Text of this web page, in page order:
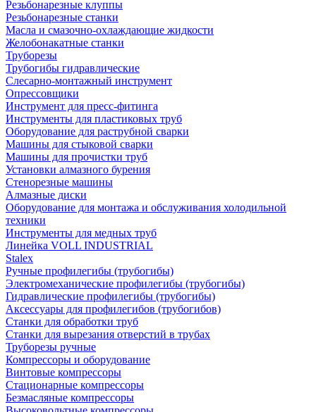
Резьбонарезные клуппы
Резьбонарезные станки
Масла и смазочно-охлаждающие жидкости
Желобонакатные станки
Труборезы
Трубогибы гидравлические
Слесарно-монтажный инструмент
Опрессовщики
Инструмент для пресс-фитинга
Инструменты для пластиковых труб
Оборудование для раструбной сварки
Машины для стыковой сварки
Машины для прочистки труб
Установки алмазного бурения
Стенорезные машины
Алмазные диски
Оборудование для монтажа и обслуживания холодильной
техники
Инструменты для медных труб
Линейка VOLL INDUSTRIAL
Stalex
Ручные профилегибы (трубогибы)
Электромеханические профилегибы (трубогибы)
Гидравлические профилегибы (трубогибы)
Аксессуары для профилегибов (трубогибов)
Станки для обработки труб
Станки для вырезания отверстий в трубах
Труборезы ручные
Компрессоры и оборудование
Винтовые компрессоры
Стационарные компрессоры
Безмасляные компрессоры